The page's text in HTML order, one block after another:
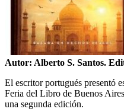
Autor: Alberto S. Santos.
El escritor portugués presentó
Feria del Libro de Buenos
una segunda edición.